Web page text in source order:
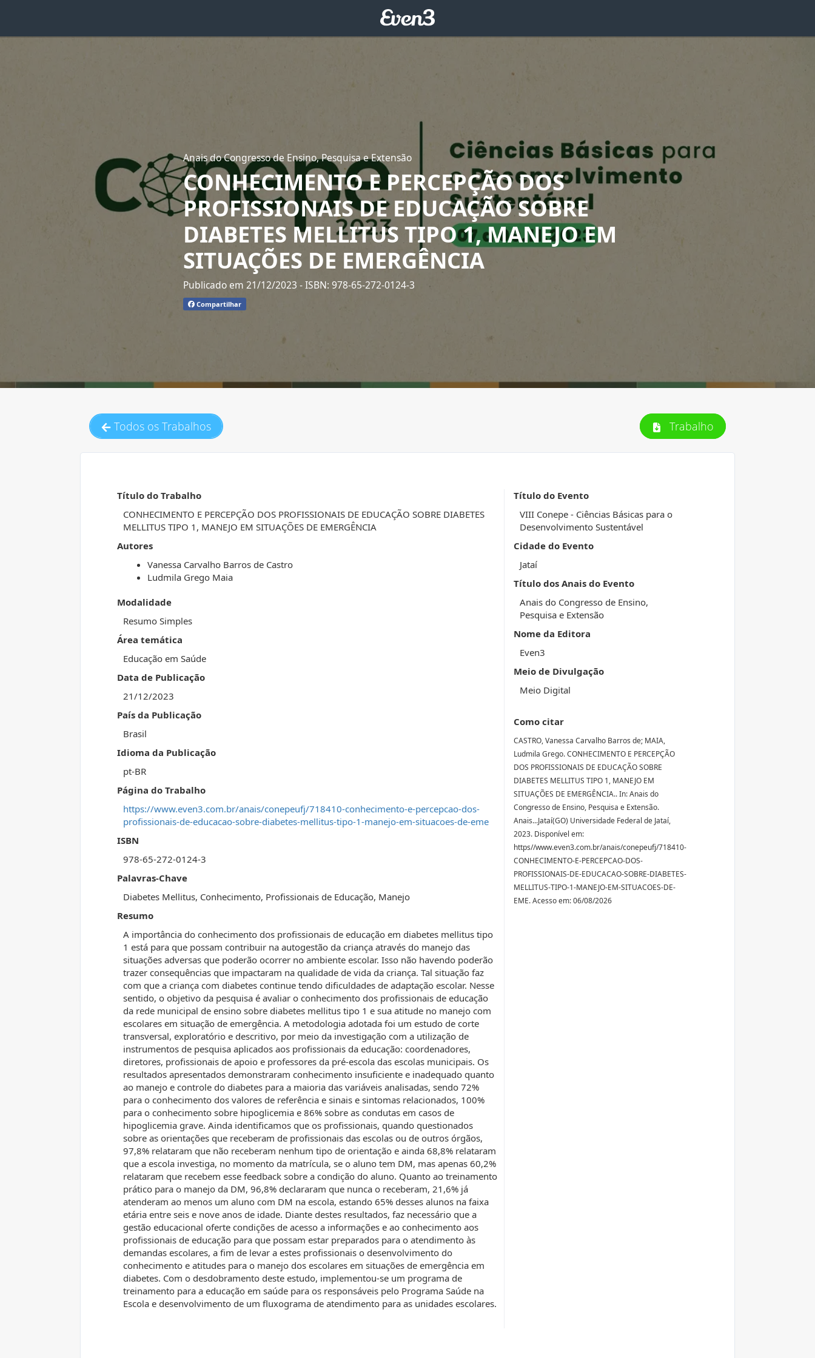
Anais do Congresso de Ensino, Pesquisa e Extensão
CONHECIMENTO E PERCEPÇÃO DOS
PROFISSIONAIS DE EDUCAÇÃO SOBRE
DIABETES MELLITUS TIPO 1, MANEJO EM
SITUAÇÕES DE EMERGÊNCIA
Publicado em 21/12/2023- ISBN: 978-65-272-0124-3
Compartilhar
Todos os Trabalhos Trabalho
Título do Trabalho
CONHECIMENTO E PERCEPÇÃO DOS PROFISSIONAIS DE EDUCAÇÃO SOBRE DIABETES
MELLITUS TIPO 1, MANEJO EM SITUAÇÕES DE EMERGÊNCIA
Autores
Vanessa Carvalho Barros de Castro
Ludmila Grego Maia
Modalidade
Resumo Simples
Área temática
Educação em Saúde
Data de Publicação
21/12/2023
País da Publicação
Brasil
Idioma da Publicação
pt-BR
Página do Trabalho
https://www.even3.com.br/anais/conepeufj/718410-conhecimento-e-percepcao-dos-
profissionais-de-educacao-sobre-diabetes-mellitus-tipo-1-manejo-em-situacoes-de-eme
ISBN
978-65-272-0124-3
Palavras-Chave
Diabetes Mellitus, Conhecimento, Profissionais de Educação, Manejo
Resumo
A importância do conhecimento dos profissionais de educação em diabetes mellitus tipo
1 está para que possam contribuir na autogestão da criança através do manejo das
situações adversas que poderão ocorrer no ambiente escolar. Isso não havendo poderão
trazer consequências que impactaram na qualidade de vida da criança. Tal situação faz
com que a criança com diabetes continue tendo dificuldades de adaptação escolar. Nesse
sentido, o objetivo da pesquisa é avaliar o conhecimento dos profissionais de educação
da rede municipal de ensino sobre diabetes mellitus tipo 1 e sua atitude no manejo com
escolares em situação de emergência. A metodologia adotada foi um estudo de corte
transversal, exploratório e descritivo, por meio da investigação com a utilização de
instrumentos de pesquisa aplicados aos profissionais da educação: coordenadores,
diretores, profissionais de apoio e professores da pré-escola das escolas municipais. Os
resultados apresentados demonstraram conhecimento insuficiente e inadequado quanto
ao manejo e controle do diabetes para a maioria das variáveis analisadas, sendo 72%
para o conhecimento dos valores de referência e sinais e sintomas relacionados, 100%
para o conhecimento sobre hipoglicemia e 86% sobre as condutas em casos de
hipoglicemia grave. Ainda identificamos que os profissionais, quando questionados
sobre as orientações que receberam de profissionais das escolas ou de outros órgãos,
97,8% relataram que não receberam nenhum tipo de orientação e ainda 68,8% relataram
que a escola investiga, no momento da matrícula, se o aluno tem DM, mas apenas 60,2%
relataram que recebem esse feedback sobre a condição do aluno. Quanto ao treinamento
prático para o manejo da DM, 96,8% declararam que nunca o receberam, 21,6% já
atenderam ao menos um aluno com DM na escola, estando 65% desses alunos na faixa
etária entre seis e nove anos de idade. Diante destes resultados, faz necessário que a
gestão educacional oferte condições de acesso a informações e ao conhecimento aos
profissionais de educação para que possam estar preparados para o atendimento às
demandas escolares, a fim de levar a estes profissionais o desenvolvimento do
conhecimento e atitudes para o manejo dos escolares em situações de emergência em
diabetes. Com o desdobramento deste estudo, implementou-se um programa de
treinamento para a educação em saúde para os responsáveis pelo Programa Saúde na
Escola e desenvolvimento de um fluxograma de atendimento para as unidades escolares.
Título do Evento
VIII Conepe - Ciências Básicas para o
Desenvolvimento Sustentável
Cidade do Evento
Jataí
Título dos Anais do Evento
Anais do Congresso de Ensino,
Pesquisa e Extensão
Nome da Editora
Even3
Meio de Divulgação
Meio Digital
Como citar
CASTRO, Vanessa Carvalho Barros de; MAIA,
Ludmila Grego. CONHECIMENTO E PERCEPÇÃO
DOS PROFISSIONAIS DE EDUCAÇÃO SOBRE
DIABETES MELLITUS TIPO 1, MANEJO EM
SITUAÇÕES DE EMERGÊNCIA.. In: Anais do
Congresso de Ensino, Pesquisa e Extensão.
Anais...Jataí(GO) Universidade Federal de Jataí,
2023. Disponível em:
https//www.even3.com.br/anais/conepeufj/718410-
CONHECIMENTO-E-PERCEPCAO-DOS-
PROFISSIONAIS-DE-EDUCACAO-SOBRE-DIABETES-
MELLITUS-TIPO-1-MANEJO-EM-SITUACOES-DE-
EME. Acesso em: 06/08/2026